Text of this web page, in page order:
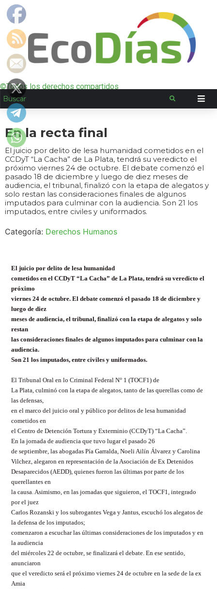
©Todos los derechos compartidos
En la recta final
El juicio por delito de lesa humanidad cometidos en el
CCDyT “La Cacha” de La Plata, tendrá su veredicto el
próximo viernes 24 de octubre. El debate comenzó el
pasado 18 de diciembre y luego de diez meses de
audiencia, el tribunal, finalizó con la etapa de alegatos y
solo restan las consideraciones finales de algunos
imputados para culminar con la audiencia. Son 21 los
imputados, entre civiles y uniformados.
Categoría: Derechos Humanos
El juicio por delito de lesa humanidad
cometidos en el CCDyT “La Cacha” de La Plata, tendrá su veredicto el
próximo
viernes 24 de octubre. El debate comenzó el pasado 18 de diciembre y
luego de diez
meses de audiencia, el tribunal, finalizó con la etapa de alegatos y solo
restan
las consideraciones finales de algunos imputados para culminar con la
audiencia.
Son 21 los imputados, entre civiles y uniformados.
El Tribunal Oral en lo Criminal Federal N° 1 (TOCF1) de
La Plata, culminó con la etapa de alegatos, tanto de las querellas como de
las defensas,
en el marco del juicio oral y público por delitos de lesa humanidad
cometidos en
el Centro de Detención Tortura y Exterminio (CCDyT) “La Cacha”.
En la jornada de audiencia que tuvo lugar el pasado 26
de septiembre, las abogadas Pía Garralda, NoeliAilín Álvarez y Carolina
Vilchez, alegaron en representación de la Asociación de Ex Detenidos
Desaparecidos (AEDD), quienes fueron las últimas por parte de los
querellantes en
la causa. Asimismo, en las jornadas que siguieron, el TOCF1, integrado
por el juez
Carlos Rozanski y los subrogantes Vega y Jantus, escuchó los alegatos de
la defensa de los imputados;
comenzaron a escuchar las últimas consideraciones de los imputados y en
la audiencia
del miércoles 22 de octubre, se finalizará el debate. En ese sentido,
anunciaron
que el veredicto será el próximo viernes 24 de octubre en la sede de la ex
Amia